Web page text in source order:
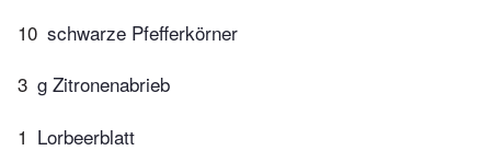
10 schwarze Pfefferkörner
3 g Zitronenabrieb
1 Lorbeerblatt